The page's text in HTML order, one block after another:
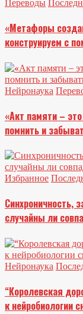
Переводы
«Метафоры
конструируем с
Нейронаука
«Акт памяти –
помнить и
Избранное
Синхроничность,
случайны ли
Нейронаука
“Королевская
к нейробиологии